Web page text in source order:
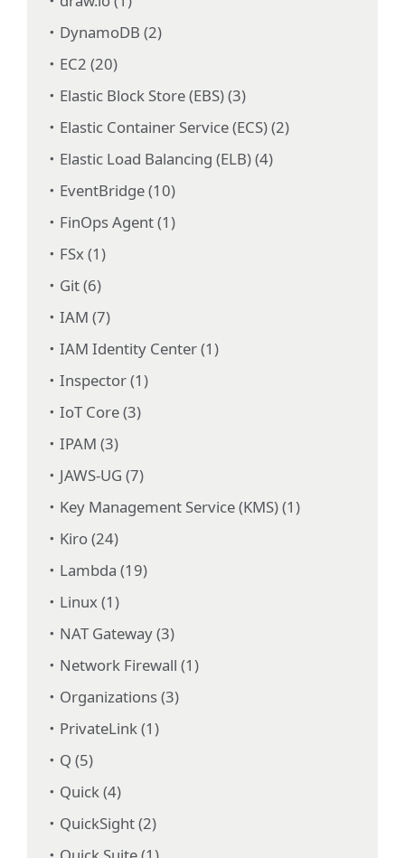
DynamoDB (2)
EC2 (20)
Elastic Block Store (EBS) (3)
Elastic Container Service (ECS) (2)
Elastic Load Balancing (ELB) (4)
EventBridge (10)
FinOps Agent (1)
FSx (1)
Git (6)
IAM (7)
IAM Identity Center (1)
Inspector (1)
IoT Core (3)
IPAM (3)
JAWS-UG (7)
Key Management Service (KMS) (1)
Kiro (24)
Lambda (19)
Linux (1)
NAT Gateway (3)
Network Firewall (1)
Organizations (3)
PrivateLink (1)
Q (5)
Quick (4)
QuickSight (2)